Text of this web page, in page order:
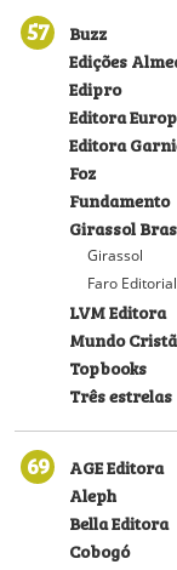
57
Buzz
Edições
Edipro
Editora
Editora
Foz
Fundamento
Girassol
Girassol
Faro Editorial
LVM Editora
Mundo
Topbooks
Três estrelas
69
AGE Editora
Aleph
Bella Editora
Cobogó